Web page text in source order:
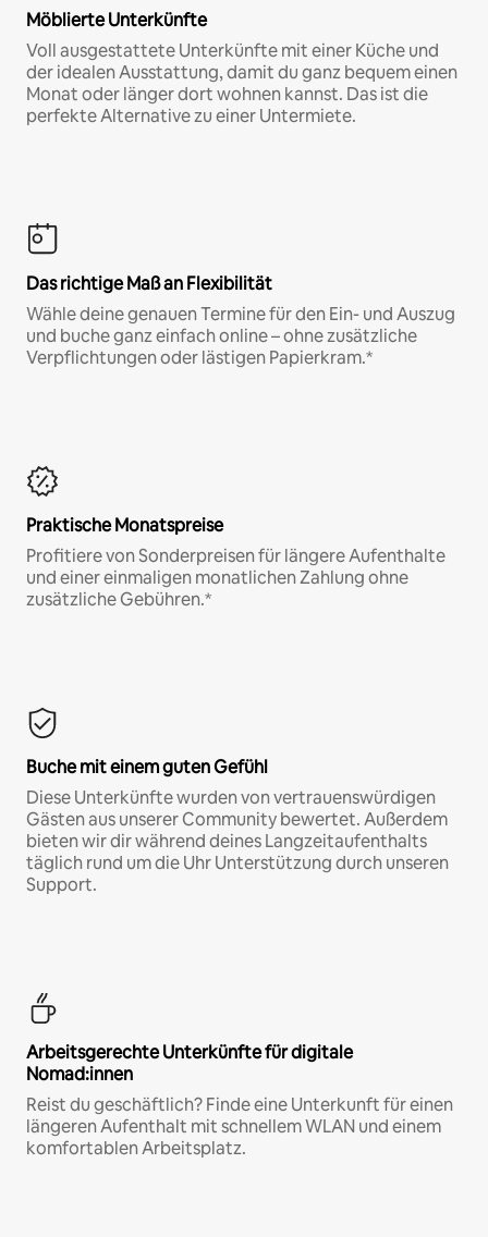
Möblierte Unterkünfte
Voll ausgestattete Unterkünfte mit einer Küche und
der idealen Ausstattung, damit du ganz bequem einen
Monat oder länger dort wohnen kannst. Das ist die
perfekte Alternative zu einer Untermiete.
Das richtige Maß an Flexibilität
Wähle deine genauen Termine für den Ein- und Auszug
und buche ganz einfach online – ohne zusätzliche
Verpflichtungen oder lästigen Papierkram.*
Praktische Monatspreise
Profitiere von Sonderpreisen für längere Aufenthalte
und einer einmaligen monatlichen Zahlung ohne
zusätzliche Gebühren.*
Buche mit einem guten Gefühl
Diese Unterkünfte wurden von vertrauenswürdigen
Gästen aus unserer Community bewertet. Außerdem
bieten wir dir während deines Langzeitaufenthalts
täglich rund um die Uhr Unterstützung durch unseren
Support.
Arbeitsgerechte Unterkünfte für digitale
Nomad:innen
Reist du geschäftlich? Finde eine Unterkunft für einen
längeren Aufenthalt mit schnellem WLAN und einem
komfortablen Arbeitsplatz.